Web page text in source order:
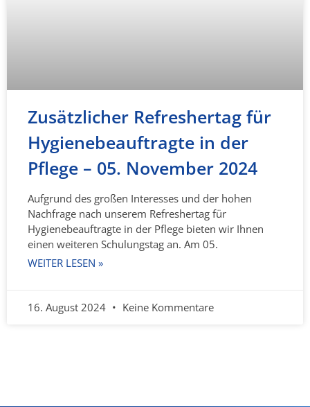
Zusätzlicher Refreshertag für
Hygienebeauftragte in der
Pflege – 05. November 2024
Aufgrund des großen Interesses und der hohen
Nachfrage nach unserem Refreshertag für
Hygienebeauftragte in der Pflege bieten wir Ihnen
einen weiteren Schulungstag an. Am 05.
WEITER LESEN »
16. August 2024 Keine Kommentare